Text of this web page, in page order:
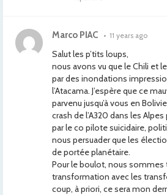
Marco PIAC • 11 years ago
Salut les p’tits loups,
nous avons vu que le Chili et
par des inondations
l’Atacama. J’espère que ce
parvenu jusqu’à vous en
crash de l’A320 dans les
par le co pilote suicidaire,
nous persuader que les
de portée planétaire.
Pour le boulot, nous sommes
transformation avec les
coup, à priori, ce sera mon